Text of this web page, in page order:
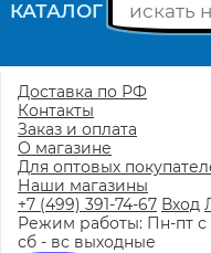
КАТАЛОГ
Доставка по РФ
Контакты
Заказ и оплата
О магазине
Для оптовых
Наши магазины
+7 (499) 391-74-67 Вход
Режим работы: Пн-пт с
сб - вс выходные